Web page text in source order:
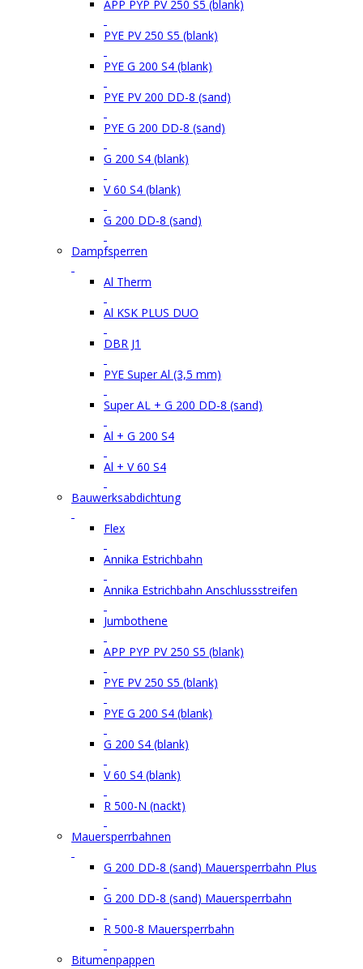
APP PYP PV 250 S5 (blank)
PYE PV 250 S5 (blank)
PYE G 200 S4 (blank)
PYE PV 200 DD-8 (sand)
PYE G 200 DD-8 (sand)
G 200 S4 (blank)
V 60 S4 (blank)
G 200 DD-8 (sand)
Dampfsperren
Al Therm
Al KSK PLUS DUO
DBR J1
PYE Super Al (3,5 mm)
Super AL + G 200 DD-8 (sand)
Al + G 200 S4
Al + V 60 S4
Bauwerksabdichtung
Flex
Annika Estrichbahn
Annika Estrichbahn Anschlussstreifen
Jumbothene
APP PYP PV 250 S5 (blank)
PYE PV 250 S5 (blank)
PYE G 200 S4 (blank)
G 200 S4 (blank)
V 60 S4 (blank)
R 500-N (nackt)
Mauersperrbahnen
G 200 DD-8 (sand) Mauersperrbahn Plus
G 200 DD-8 (sand) Mauersperrbahn
R 500-8 Mauersperrbahn
Bitumenpappen